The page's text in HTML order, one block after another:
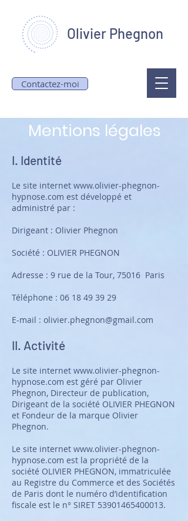
Olivier Phegnon
Contactez-moi
Mentions légales
I. Identité
Le site internet www.olivier-phegnon-
hypnose.com est développé et
administré par :
Dirigeant : Olivier Phegnon
Société : OLIVIER PHEGNON
Adresse : 9 rue de la Tour, 75016 Paris
Téléphone : 06 18 49 39 29
E-mail : olivier.phegnon@gmail.com
II. Activité
Le site internet www.olivier-phegnon-
hypnose.com est géré par Olivier
Phegnon, Directeur de publication,
Dirigeant de la société OLIVIER PHEGNON
et Fondeur de la marque Olivier
Phegnon.
Le site internet www.olivier-phegnon-
hypnose.com est la propriété de la
société OLIVIER PHEGNON, immatriculée
au Registre du Commerce et des Sociétés
de Paris dont le numéro d’identification
fiscale est le n° SIRET 53901465400013.